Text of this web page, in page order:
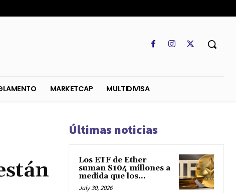
Últimas noticias
Los ETF de Ether
suman $104 millones a
medida que los...
July 30, 2026